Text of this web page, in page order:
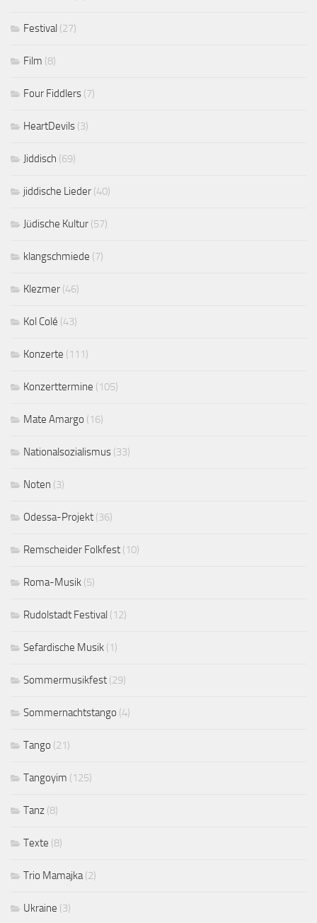
Festival (27)
Film (8)
Four Fiddlers (7)
HeartDevils (3)
Jiddisch (69)
jiddische Lieder (40)
Jüdische Kultur (57)
klangschmiede (7)
Klezmer (46)
Kol Colé (43)
Konzerte (111)
Konzerttermine (105)
Mate Amargo (16)
Nationalsozialismus (33)
Noten (3)
Odessa-Projekt (36)
Remscheider Folkfest (10)
Roma-Musik (5)
Rudolstadt Festival (12)
Sefardische Musik (1)
Sommermusikfest (29)
Sommernachtstango (4)
Tango (21)
Tangoyim (125)
Tanz (8)
Texte (8)
Trio Mamajka(2)
Ukraine (3)